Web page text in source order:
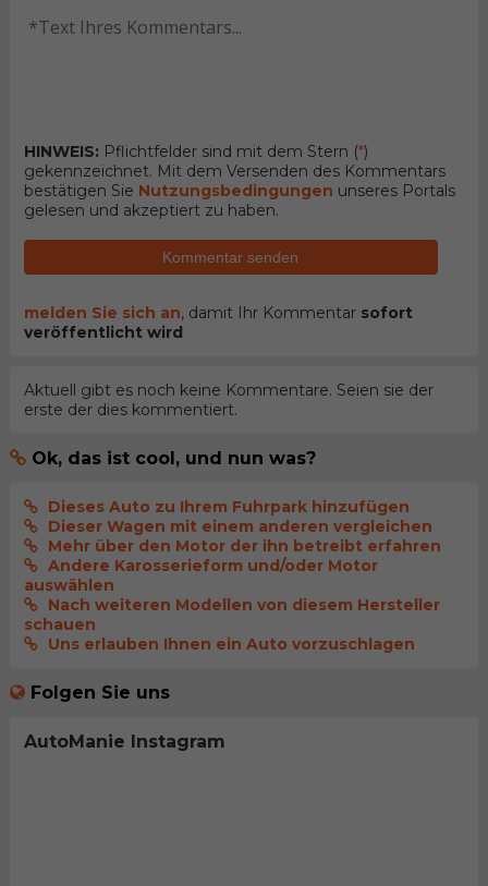
HINWEIS: Pflichtfelder sind mit dem Stern (*)
gekennzeichnet. Mit dem Versenden des Kommentars
bestätigen Sie Nutzungsbedingungen unseres Portals
gelesen und akzeptiert zu haben.
Kommentar senden
melden Sie sich an, damit Ihr Kommentar sofort
veröffentlicht wird
Aktuell gibt es noch keine Kommentare. Seien sie der
erste der dies kommentiert.
Ok, das ist cool, und nun was?
Dieses Auto zu Ihrem Fuhrpark hinzufügen
Dieser Wagen mit einem anderen vergleichen
Mehr über den Motor der ihn betreibt erfahren
Andere Karosserieform und/oder Motor
auswählen
Nach weiteren Modellen von diesem Hersteller
schauen
Uns erlauben Ihnen ein Auto vorzuschlagen
Folgen Sie uns
AutoManie Instagram